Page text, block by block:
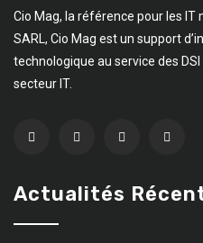
Cio Mag, la référence pour les IT
SARL, Cio Mag est un support
technologique au service des
secteur IT.
Actualités